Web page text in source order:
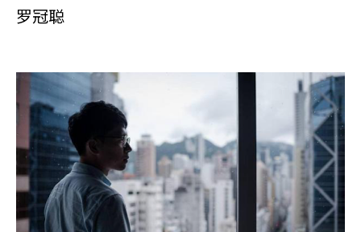
罗冠聪